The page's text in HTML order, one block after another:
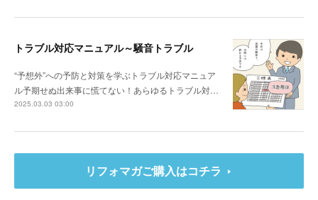
トラブル対応マニュアル～騒音トラブル
“予想外”への予防と対策を学ぶトラブル対応マニュア
ル予期せぬ出来事に慌てない！あらゆるトラブル対…
2025.03.03 03:00
リフォマガご購入はコチラ